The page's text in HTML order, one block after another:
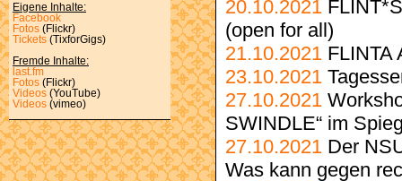
Eigene Inhalte:
Facebook
Fotos (Flickr)
Tickets (TixforGigs)
Fremde Inhalte:
last.fm
Fotos (Flickr)
Videos (YouTube)
Videos (vimeo)
20.10.2021
(open for all)
21.10.2021 FLINTA
23.10.2021
27.10.2021
SWINDLE“ im
27.10.2021 Der
Was kann gegen